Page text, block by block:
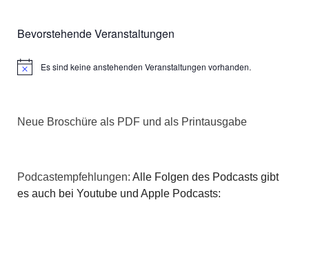
Bevorstehende Veranstaltungen
HinweisEs sind keine anstehenden Veranstaltungen vorhanden.
Neue Broschüre als PDF und als Printausgabe
Podcastempfehlungen: Alle Folgen des Podcasts gibt
es auch bei Youtube und Apple Podcasts: